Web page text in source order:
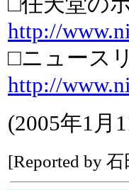
http://
□ニュース
http://
(2005年1月
[Reported by